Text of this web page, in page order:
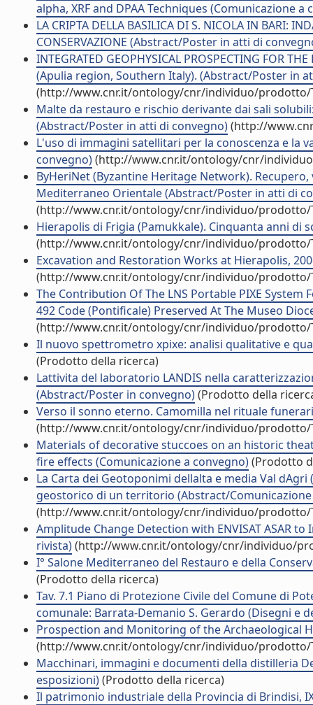
alpha, XRF and DPAA Techniques (Comunicazione a
LA CRIPTA DELLA BASILICA DI S. NICOLA IN BARI:
CONSERVAZIONE (Abstract/Poster in atti di
INTEGRATED GEOPHYSICAL PROSPECTING FOR
(Apulia region, Southern Italy). (Abstract/Poster in
(http://www.cnr.it/ontology/cnr/individuo/prodotto/
Malte da restauro e rischio derivante dai sali
(Abstract/Poster in atti di convegno)(http://
L'uso di immagini satellitari per la conoscenza e
convegno)(http://www.cnr.it/ontology/cnr/
ByHeriNet (Byzantine Heritage Network).
Mediterraneo Orientale (Abstract/Poster in atti di
(http://www.cnr.it/ontology/cnr/individuo/prodotto/
Hierapolis di Frigia (Pamukkale). Cinquanta anni di
(http://www.cnr.it/ontology/cnr/individuo/prodotto/
Excavation and Restoration Works at Hierapolis,
(http://www.cnr.it/ontology/cnr/individuo/prodotto/
The Contribution Of The LNS Portable PIXE
492 Code (Pontificale) Preserved At The Museo
(http://www.cnr.it/ontology/cnr/individuo/prodotto/
Il nuovo spettrometro xpixe: analisi qualitative e
(Prodotto della ricerca)
Lattivita del laboratorio LANDIS nella
(Abstract/Poster in convegno)(Prodotto della
Verso il sonno eterno. Camomilla nel rituale
(http://www.cnr.it/ontology/cnr/individuo/prodotto/
Materials of decorative stuccoes on an historic
fire effects (Comunicazione a convegno)(Prodotto
La Carta dei Geotoponimi dellalta e media Val
geostorico di un territorio (Abstract/
(http://www.cnr.it/ontology/cnr/individuo/prodotto/
Amplitude Change Detection with ENVISAT ASAR
rivista)(http://www.cnr.it/ontology/cnr/individuo/
I° Salone Mediterraneo del Restauro e della
(Prodotto della ricerca)
Tav. 7.1 Piano di Protezione Civile del Comune di
comunale: Barrata-Demanio S. Gerardo (Disegni e
Prospection and Monitoring of the Archaeological
(http://www.cnr.it/ontology/cnr/individuo/prodotto/
Macchinari, immagini e documenti della distilleria
esposizioni)(Prodotto della ricerca)
Il patrimonio industriale della Provincia di Brindisi,